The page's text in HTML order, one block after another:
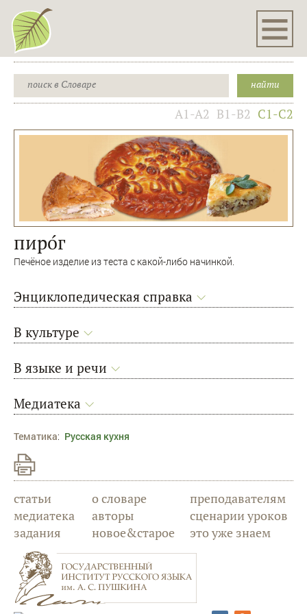
A1-A2 B1-B2 C1-C2
пиро́г
Печёное изделие из теста с какой-либо начинкой.
Энциклопедическая справка
В культуре
В языке и речи
Медиатека
Тематика: Русская кухня
статьи
медиатека
задания
о словаре
авторы
новое&старое
преподавателям
сценарии уроков
это уже знаем